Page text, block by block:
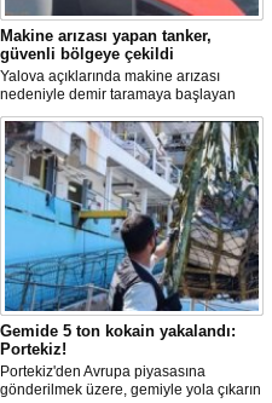
Makine arızası yapan tanker,
güvenli bölgeye çekildi
Yalova açıklarında makine arızası
nedeniyle demir taramaya başlayan
tanker, römorkör eşliğinde güvenli
şekilde demirleme sahasına alındı.
Gemide 5 ton kokain yakalandı:
Portekiz!
Portekiz'den Avrupa piyasasına
gönderilmek üzere, gemiyle yola çıkarın